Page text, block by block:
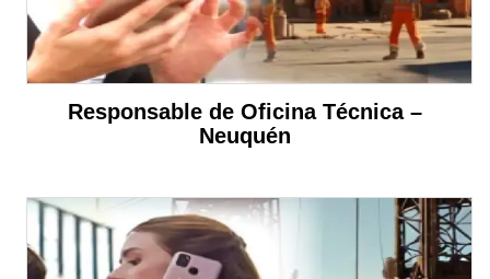
Responsable de Oficina Técnica –
Neuquén